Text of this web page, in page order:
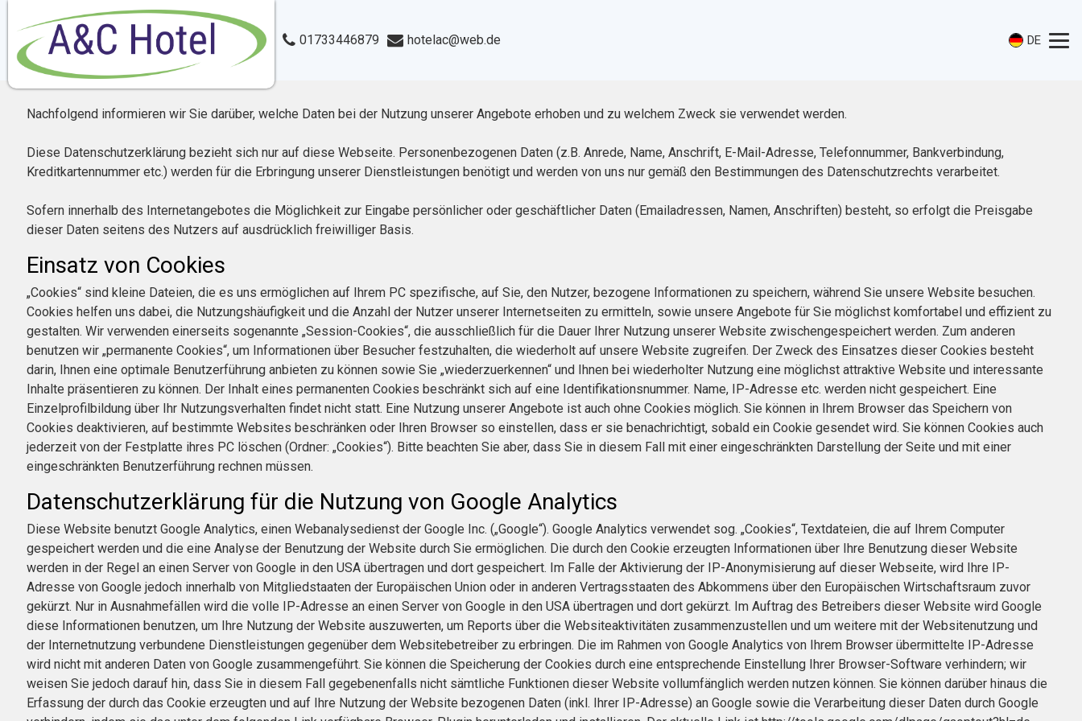
01733446879 hotelac@web.de DE
Nachfolgend informieren wir Sie darüber, welche Daten bei der Nutzung unserer Angebote erhoben und zu welchem Zweck sie verwendet werden.
Diese Datenschutzerklärung bezieht sich nur auf diese Webseite. Personenbezogenen Daten (z.B. Anrede, Name, Anschrift, E-Mail-Adresse, Telefonnummer, Bankverbindung,
Kreditkartennummer etc.) werden für die Erbringung unserer Dienstleistungen benötigt und werden von uns nur gemäß den Bestimmungen des Datenschutzrechts verarbeitet.
Sofern innerhalb des Internetangebotes die Möglichkeit zur Eingabe persönlicher oder geschäftlicher Daten (Emailadressen, Namen, Anschriften) besteht, so erfolgt die Preisgabe
dieser Daten seitens des Nutzers auf ausdrücklich freiwilliger Basis.
Einsatz von Cookies
„Cookies“ sind kleine Dateien, die es uns ermöglichen auf Ihrem PC spezifische, auf Sie, den Nutzer, bezogene Informationen zu speichern, während Sie unsere Website besuchen.
Cookies helfen uns dabei, die Nutzungshäufigkeit und die Anzahl der Nutzer unserer Internetseiten zu ermitteln, sowie unsere Angebote für Sie möglichst komfortabel und effizient zu
gestalten. Wir verwenden einerseits sogenannte „Session-Cookies“, die ausschließlich für die Dauer Ihrer Nutzung unserer Website zwischengespeichert werden. Zum anderen
benutzen wir „permanente Cookies“, um Informationen über Besucher festzuhalten, die wiederholt auf unsere Website zugreifen. Der Zweck des Einsatzes dieser Cookies besteht
darin, Ihnen eine optimale Benutzerführung anbieten zu können sowie Sie „wiederzuerkennen“ und Ihnen bei wiederholter Nutzung eine möglichst attraktive Website und interessante
Inhalte präsentieren zu können. Der Inhalt eines permanenten Cookies beschränkt sich auf eine Identifikationsnummer. Name, IP-Adresse etc. werden nicht gespeichert. Eine
Einzelprofilbildung über Ihr Nutzungsverhalten findet nicht statt. Eine Nutzung unserer Angebote ist auch ohne Cookies möglich. Sie können in Ihrem Browser das Speichern von
Cookies deaktivieren, auf bestimmte Websites beschränken oder Ihren Browser so einstellen, dass er sie benachrichtigt, sobald ein Cookie gesendet wird. Sie können Cookies auch
jederzeit von der Festplatte ihres PC löschen (Ordner: „Cookies“). Bitte beachten Sie aber, dass Sie in diesem Fall mit einer eingeschränkten Darstellung der Seite und mit einer
eingeschränkten Benutzerführung rechnen müssen.
Datenschutzerklärung für die Nutzung von Google Analytics
Diese Website benutzt Google Analytics, einen Webanalysedienst der Google Inc. („Google“). Google Analytics verwendet sog. „Cookies“, Textdateien, die auf Ihrem Computer
gespeichert werden und die eine Analyse der Benutzung der Website durch Sie ermöglichen. Die durch den Cookie erzeugten Informationen über Ihre Benutzung dieser Website
werden in der Regel an einen Server von Google in den USA übertragen und dort gespeichert. Im Falle der Aktivierung der IP-Anonymisierung auf dieser Webseite, wird Ihre IP-
Adresse von Google jedoch innerhalb von Mitgliedstaaten der Europäischen Union oder in anderen Vertragsstaaten des Abkommens über den Europäischen Wirtschaftsraum zuvor
gekürzt. Nur in Ausnahmefällen wird die volle IP-Adresse an einen Server von Google in den USA übertragen und dort gekürzt. Im Auftrag des Betreibers dieser Website wird Google
diese Informationen benutzen, um Ihre Nutzung der Website auszuwerten, um Reports über die Websiteaktivitäten zusammenzustellen und um weitere mit der Websitenutzung und
der Internetnutzung verbundene Dienstleistungen gegenüber dem Websitebetreiber zu erbringen. Die im Rahmen von Google Analytics von Ihrem Browser übermittelte IP-Adresse
wird nicht mit anderen Daten von Google zusammengeführt. Sie können die Speicherung der Cookies durch eine entsprechende Einstellung Ihrer Browser-Software verhindern; wir
weisen Sie jedoch darauf hin, dass Sie in diesem Fall gegebenenfalls nicht sämtliche Funktionen dieser Website vollumfänglich werden nutzen können. Sie können darüber hinaus die
Erfassung der durch das Cookie erzeugten und auf Ihre Nutzung der Website bezogenen Daten (inkl. Ihrer IP-Adresse) an Google sowie die Verarbeitung dieser Daten durch Google